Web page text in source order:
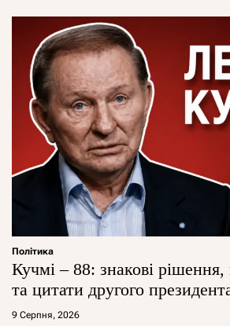
Політика
Кучмі – 88: знакові рішення,
та цитати другого
9 Серпня, 2026